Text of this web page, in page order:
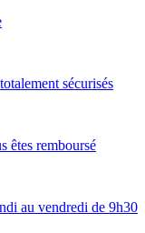
sécurisés
êtes remboursé
au vendredi de 9h30